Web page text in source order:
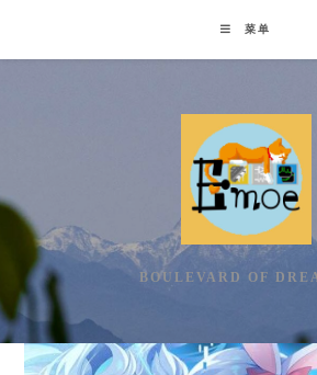
content
菜单
BOULEVARD OF